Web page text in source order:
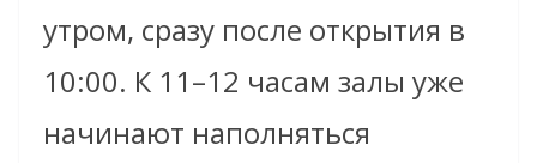
утром, сразу после открытия в
10:00. К 11–12 часам залы уже
начинают наполняться